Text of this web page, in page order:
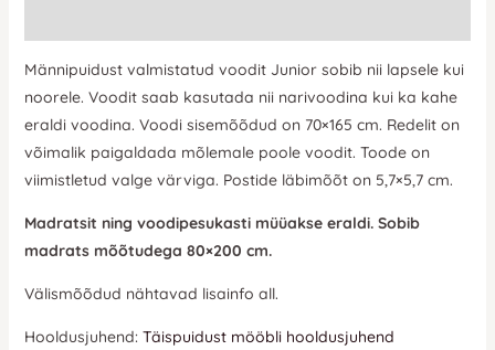
Männipuidust valmistatud voodit Junior sobib nii lapsele kui
noorele. Voodit saab kasutada nii narivoodina kui ka kahe
eraldi voodina. Voodi sisemõõdud on 70×165 cm. Redelit on
võimalik paigaldada mõlemale poole voodit. Toode on
viimistletud valge värviga. Postide läbimõõt on 5,7×5,7 cm.
Madratsit ning voodipesukasti müüakse eraldi. Sobib
madrats mõõtudega 80×200 cm.
Välismõõdud nähtavad lisainfo all.
Hooldusjuhend: Täispuidust mööbli hooldusjuhend